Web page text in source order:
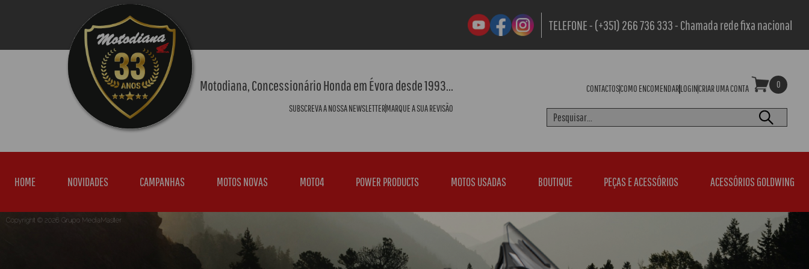
TELEFONE - (+351) 266 736 333 - Chamada rede fixa nacional
Motodiana, Concessionário Honda em Évora desde 1993...
SUBSCREVA A NOSSA NEWSLETTERMARQUE A SUA REVISÃO
CONTACTOSCOMO ENCOMENDARLOGINCRIAR UMA CONTA 0
HOME NOVIDADES CAMPANHAS MOTOS NOVAS MOTO4 POWER PRODUCTS MOTOS USADAS BOUTIQUE PEÇAS E ACESSÓRIOS ACESSÓRIOS GOLDWING